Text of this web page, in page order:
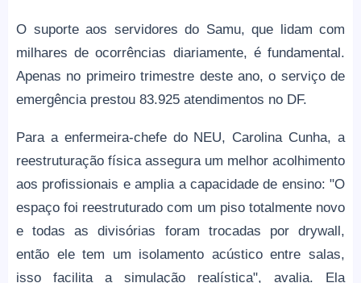
O suporte aos servidores do Samu, que lidam com
milhares de ocorrências diariamente, é fundamental.
Apenas no primeiro trimestre deste ano, o serviço de
emergência prestou 83.925 atendimentos no DF.
Para a enfermeira-chefe do NEU, Carolina Cunha, a
reestruturação física assegura um melhor acolhimento
aos profissionais e amplia a capacidade de ensino: "O
espaço foi reestruturado com um piso totalmente novo
e todas as divisórias foram trocadas por drywall,
então ele tem um isolamento acústico entre salas,
isso facilita a simulação realística", avalia. Ela